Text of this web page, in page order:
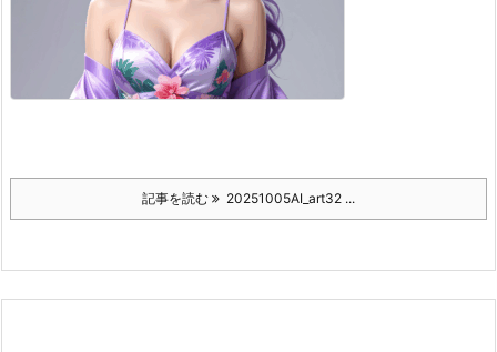
記事を読む 20251005AI_art32 ...